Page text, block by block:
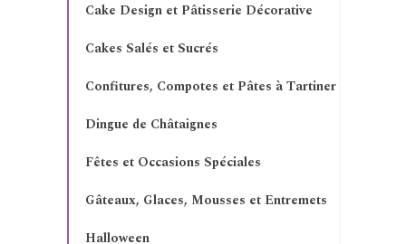
Cake Design et Pâtisserie Décorative
Cakes Salés et Sucrés
Confitures, Compotes et Pâtes à Tartiner
Dingue de Châtaignes
Fêtes et Occasions Spéciales
Gâteaux, Glaces, Mousses et Entremets
Halloween